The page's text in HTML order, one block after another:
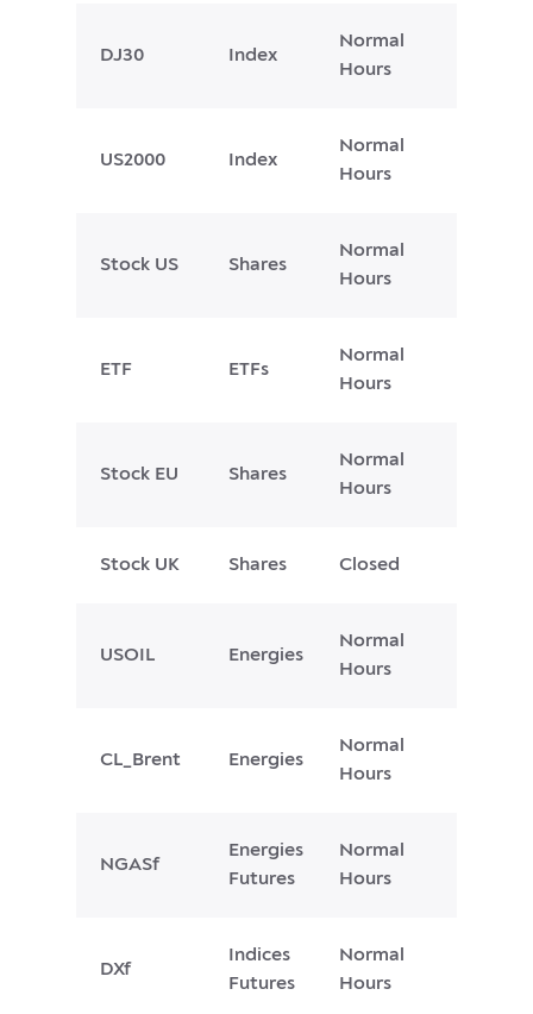
DJ30 Index
Normal
Hours
US2000 Index
Normal
Hours
Stock US Shares
Normal
Hours
ETF ETFs
Normal
Hours
Stock EU Shares
Normal
Hours
Stock UK Shares Closed
USOIL Energies
Normal
Hours
CL_Brent Energies
Normal
Hours
NGASf
Energies
Futures
Normal
Hours
DXf
Indices
Futures
Normal
Hours